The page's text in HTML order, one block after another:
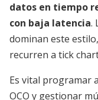
datos en tiempo
con baja latencia.
dominan este
recurren a tick
Es vital programar
OCO y gestionar